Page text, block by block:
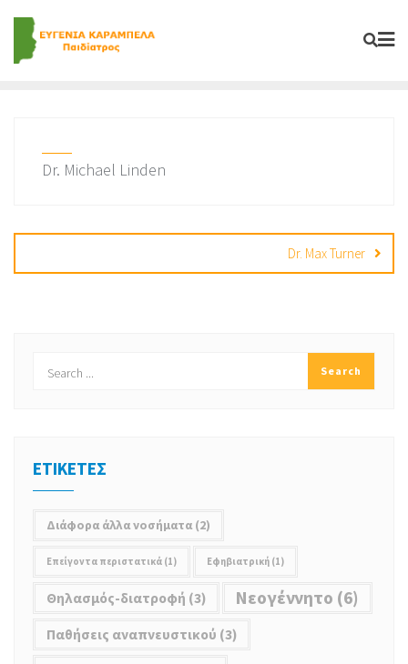
content
Dr. Michael Linden
navigation
Dr. Max Turner
ΕΤΙΚΕΤΕΣ
Διάφορα άλλα νοσήματα (2)
Επείγοντα περιστατικά (1) Εφηβιατρική (1)
Θηλασμός-διατροφή (3) Νεoγέννητο (6)
Παθήσεις αναπνευστικού (3)